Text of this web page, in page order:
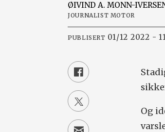
ØIVIND A. MONN-
JOURNALIST MOTOR
PUBLISERT 01/12 2022 -
Og